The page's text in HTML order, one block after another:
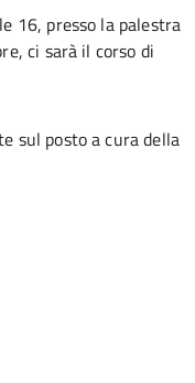
16, presso la palestra
ci sarà il corso di
sul posto a cura della